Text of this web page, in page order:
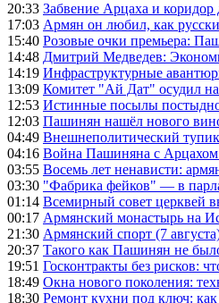
20:33 Забвение Арцаха и
17:03 Армян он любил, как
15:40 Розовые очки премьера:
14:48 Дмитрий Медведев:
14:19 Инфраструктурные
13:09 Комитет "Ай Дат" осудил
12:53 Истинные посылы
12:03 Пашинян нашёл нового
04:49 Внешнеполитический
04:16 Война Пашиняна с Арцахом
03:55 Восемь лет ненависти:
03:30 "Фабрика фейков" — в
01:14 Всемирный совет церквей
00:17 Армянский монастырь на
21:30 Армянский спорт (7
20:37 Такого как Пашинян не
19:51 Госконтракты без рисков:
18:49 Окна нового поколения:
18:30 Ремонт кухни под ключ: